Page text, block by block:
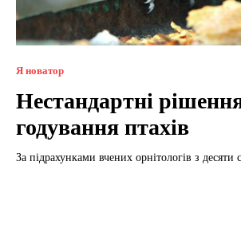
Я новатор
Нестандартні
годування птахів
За підрахунками вчених орнітологів з десяти